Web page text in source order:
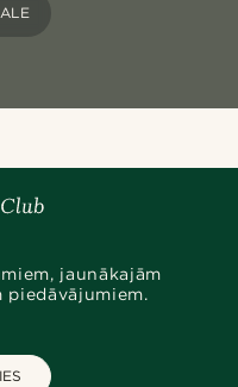
jaunākajām
piedāvājumiem.